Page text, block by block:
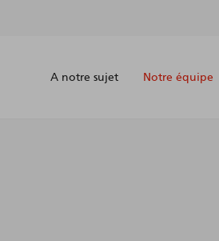
A notre sujet Notre équipe